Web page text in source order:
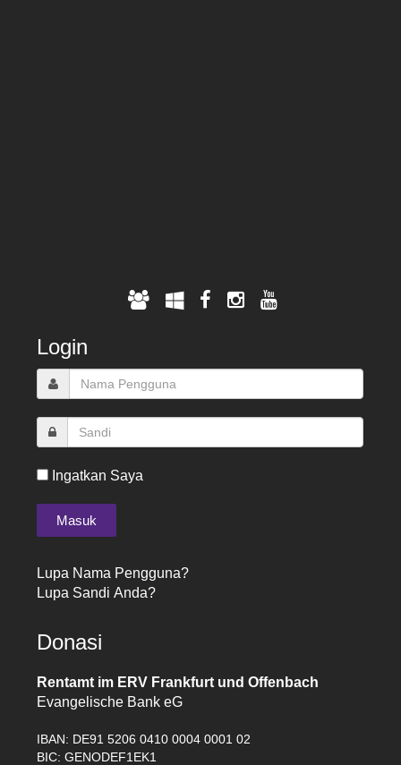
Login
Ingatkan Saya
Lupa Nama Pengguna?
Lupa Sandi Anda?
Donasi
Rentamt im ERV Frankfurt und Offenbach
Evangelische Bank eG
IBAN: DE91 5206 0410 0004 0001 02
BIC: GENODEF1EK1